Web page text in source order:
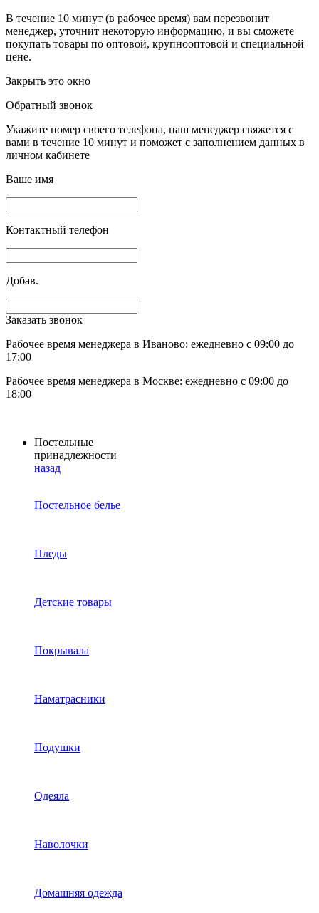
В течение 10 минут (в рабочее время) вам перезвонит
менеджер, уточнит некоторую информацию, и вы сможете
покупать товары по оптовой, крупнооптовой и специальной
цене.
Закрыть это окно
Обратный звонок
Укажите номер своего телефона, наш менеджер свяжется с
вами в течение 10 минут и поможет с заполнением данных в
личном кабинете
Ваше имя
Контактный телефон
Добав.
Заказать звонок
Рабочее время менеджера в Иваново: ежедневно с 09:00 до
17:00
Рабочее время менеджера в Москве: ежедневно с 09:00 до
18:00
Постельные
принадлежности
назад
Постельное белье
Пледы
Детские товары
Покрывала
Наматрасники
Подушки
Одеяла
Наволочки
Домашняя одежда